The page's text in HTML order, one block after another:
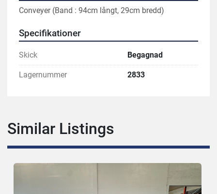
Conveyer (Band : 94cm långt, 29cm bredd)
Specifikationer
Skick Begagnad
Lagernummer 2833
Similar Listings